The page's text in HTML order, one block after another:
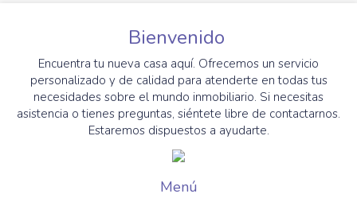
Bienvenido
Encuentra tu nueva casa aquí. Ofrecemos un servicio
personalizado y de calidad para atenderte en todas tus
necesidades sobre el mundo inmobiliario. Si necesitas
asistencia o tienes preguntas, siéntete libre de contactarnos.
Estaremos dispuestos a ayudarte.
Menú